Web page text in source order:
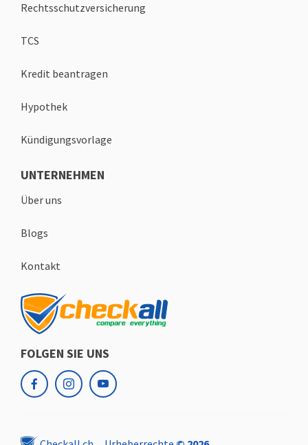
Rechtsschutzversicherung
TCS
Kredit beantragen
Hypothek
Kündigungsvorlage
UNTERNEHMEN
Über uns
Blogs
Kontakt
FOLGEN SIE UNS
facebookinstagramyoutube